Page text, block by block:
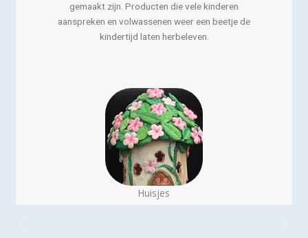
gemaakt zijn. Producten die vele kinderen
aanspreken en volwassenen weer een beetje de
kindertijd laten herbeleven.
Huisjes